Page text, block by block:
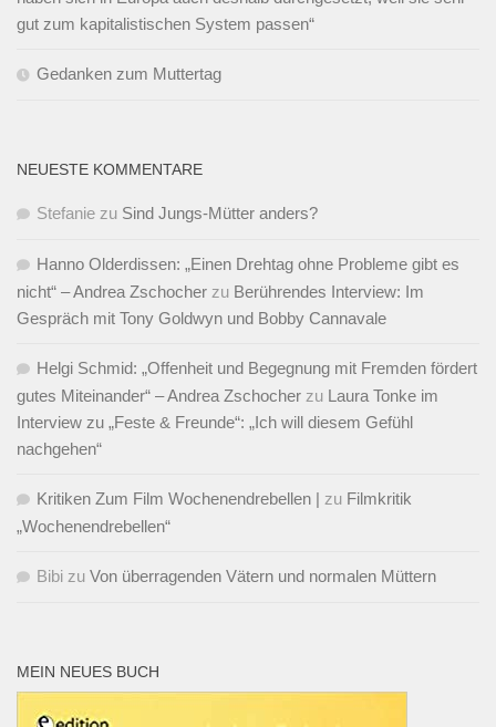
gut zum kapitalistischen System passen“
Gedanken zum Muttertag
NEUESTE KOMMENTARE
Stefanie zu Sind Jungs-Mütter anders?
Hanno Olderdissen: „Einen Drehtag ohne Probleme gibt es
nicht“ – Andrea Zschocher zu Berührendes Interview: Im
Gespräch mit Tony Goldwyn und Bobby Cannavale
Helgi Schmid: „Offenheit und Begegnung mit Fremden fördert
gutes Miteinander“ – Andrea Zschocher zu Laura Tonke im
Interview zu „Feste & Freunde“: „Ich will diesem Gefühl
nachgehen“
Kritiken Zum Film Wochenendrebellen | zu Filmkritik
„Wochenendrebellen“
Bibi zu Von überragenden Vätern und normalen Müttern
MEIN NEUES BUCH